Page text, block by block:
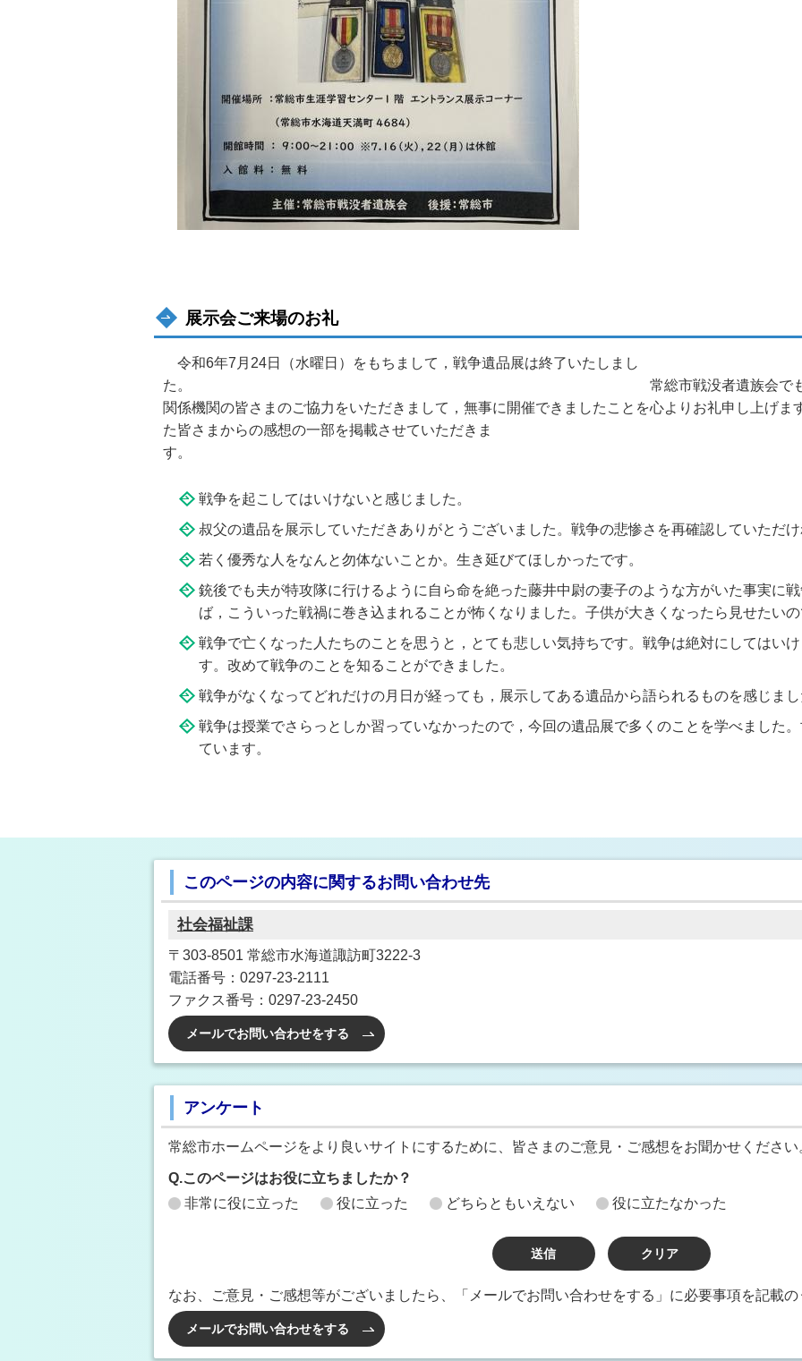
展示会ご来場のお礼
令和6年7月24日（水曜日）をもちまして，戦争遺品展は終了いたしまし
た。 常総市戦没者遺族会でも初めての取り組
関係機関の皆さまのご協力をいただきまして，無事に開催できましたことを心よりお礼申し上げま
た皆さまからの感想の一部を掲載させていただきま
す
戦争を起こしてはいけないと感じま
叔父の遺品を展示していただきありがとうございました。戦争の悲惨さを再確認していただ
若く優秀な人をなんと勿体ないことか。生き延びてほしかったです。
銃後でも夫が特攻隊に行けるように自ら命を絶った藤井中尉の妻子のような方がいた事実に
ば，こういった戦禍に巻き込まれることが怖くなりました。子供が大きくなったら見せたい
戦争で亡くなった人たちのことを思うと，とても悲しい気持ちです。戦争は絶対にしてはい
す。改めて戦争のことを知ることができました。
戦争がなくなってどれだけの月日が経っても，展示してある遺品から語られるものを感じま
戦争は授業でさらっとしか習っていなかったので，今回の遺品展で多くのことを学べました
ています。
このページの内容に関するお問い合わせ先
社会福祉課
〒303-8501 常総市水海道諏訪町3222-3
電話番号：0297-23-2111
ファクス番号：0297-23-2450
メールでお問い合わせをする
アンケート
常総市ホームページをより良いサイトにするために、皆さまのご意見・ご感想をお聞かせください
Q.このページはお役に立ちましたか？
非常に役に立った
役に立った どちらともいえない 役に立たなかった
なお、ご意見・ご感想等がございましたら、「メールでお問い合わせをする」に必要事項を記載
メールでお問い合わせをする